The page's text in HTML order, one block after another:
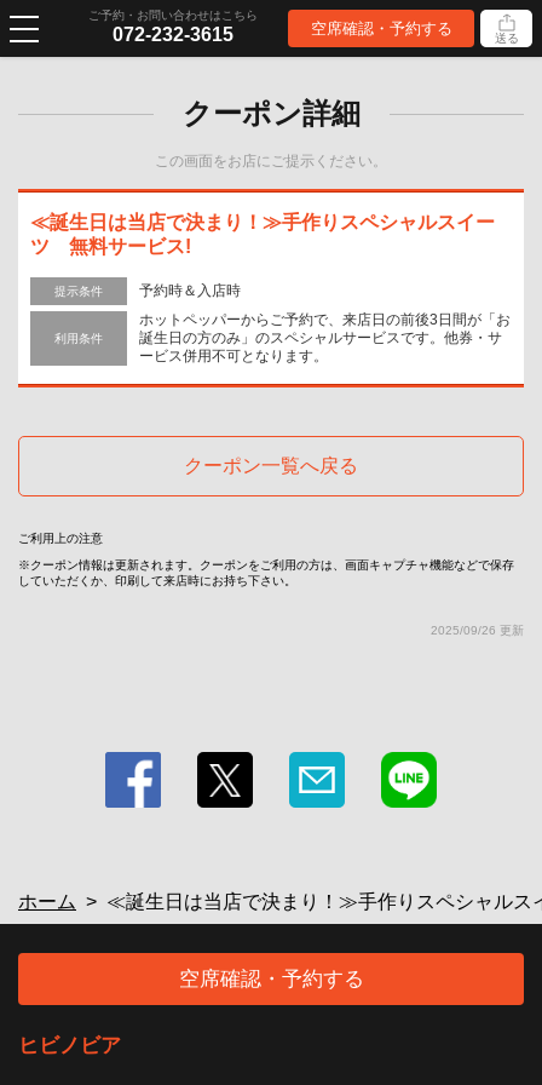
ご予約・お問い合わせはこちら
072-232-3615 空席確認・予約する 送る
クーポン詳細
この画面をお店にご提示ください。
≪誕生日は当店で決まり！≫手作りスペシャルスイー
ツ 無料サービス!
提示条件 予約時＆入店時
利用条件
ホットペッパーからご予約で、来店日の前後3日間が「お
誕生日の方のみ」のスペシャルサービスです。他券・サ
ービス併用不可となります。
クーポン一覧へ戻る
ご利用上の注意
クーポン情報は更新されます。クーポンをご利用の方は、画面キャプチャ機能などで保存
していただくか、印刷して来店時にお持ち下さい。
2025/09/26 更新
お店情報をコピー
ホーム ≪誕生日は当店で決まり！≫手作りスペシャル
空席確認・予約する
ヒビノビア